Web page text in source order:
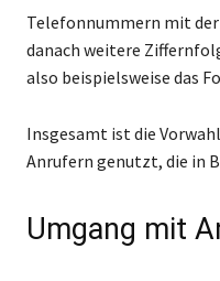
Telefonnummern mit der
danach weitere
also beispielsweise das
Insgesamt ist die
Anrufern genutzt, die in
Umgang mit